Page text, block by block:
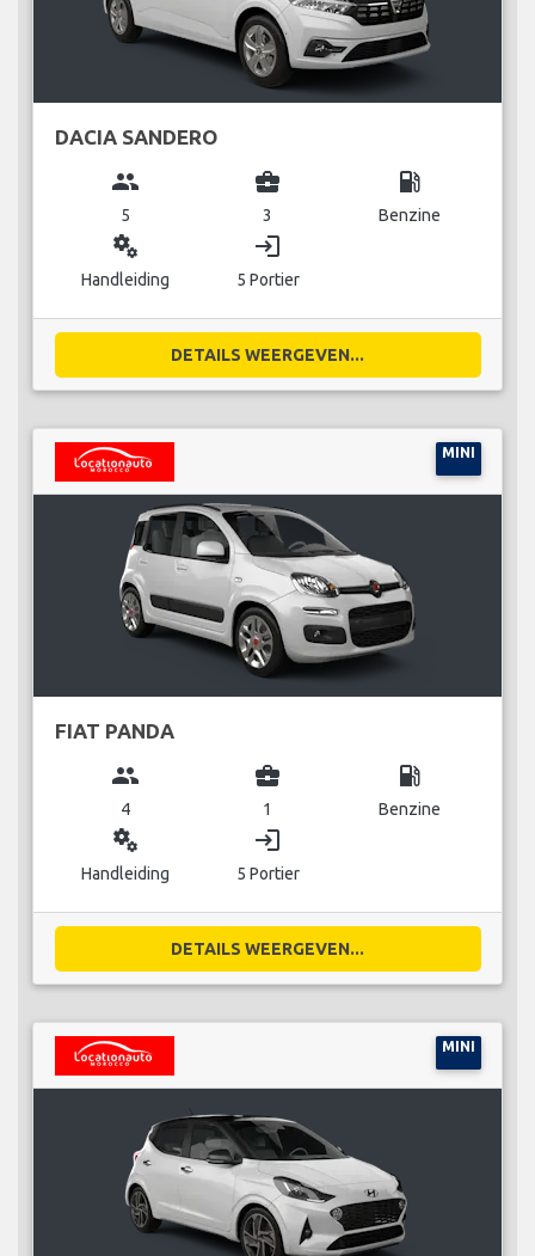
DACIA SANDERO
group
5
business_center
3
local_gas_station
Benzine
miscellaneous_services
Handleiding
login
5 Portier
DETAILS WEERGEVEN...
MINI
FIAT PANDA
group
4
business_center
1
local_gas_station
Benzine
miscellaneous_services
Handleiding
login
5 Portier
DETAILS WEERGEVEN...
MINI